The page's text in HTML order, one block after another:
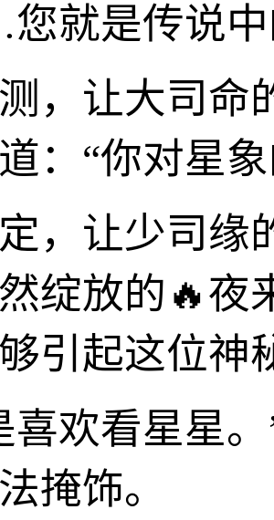
就是传说中
，让大司命
：“你对星
，让少司缘
绽放的🔥夜
引起这位神
喜欢看星星
掩饰。